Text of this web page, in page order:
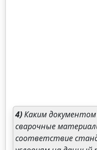
4)Каким
сварочные
соответствие